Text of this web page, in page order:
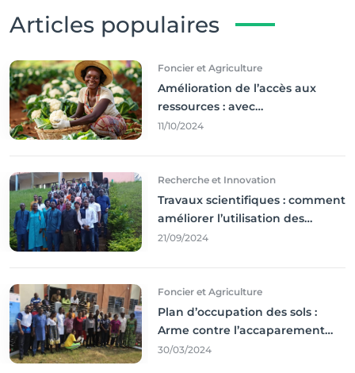
Articles populaires
Foncier et Agriculture
Amélioration de l’accès aux
ressources : avec
l'incontournable ’agriculture
11/10/2024
Recherche et Innovation
Travaux scientifiques : comment
améliorer l’utilisation des
résultats coince
21/09/2024
Foncier et Agriculture
Plan d’occupation des sols :
Arme contre l’accaparement
des terres
30/03/2024